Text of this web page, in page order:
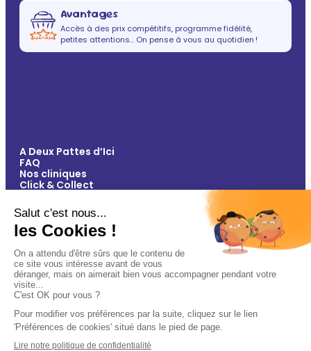
Avantages
Accès à des prix compétitifs, programme fidélité,
petites attentions… On pense à vous au quotidien !
A Deux Pattes d’Ici
FAQ
Nos cliniques
Click & Collect
Vos avantages
Conseils
Paiement 100% sécurisé